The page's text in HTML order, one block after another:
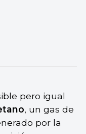
pero igual
, un gas de
por la